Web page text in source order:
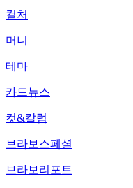
컬처
머니
테마
카드뉴스
컷&칼럼
브라보스페셜
브라보리포트